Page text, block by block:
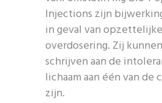
Injections zijn
in geval van
overdosering. Zij
schrijven aan de
lichaam aan één van de
zijn.